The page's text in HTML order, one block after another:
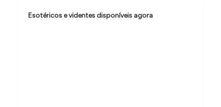
d
Esotéricos e videntes disponíveis agora